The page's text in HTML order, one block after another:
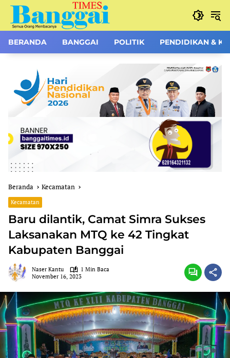
Langsung
konten
BERANDA BANGGAI POLITIK PENDIDIKAN &
Beranda Kecamatan
Kecamatan
Baru dilantik, Camat Simra Sukses
Laksanakan MTQ ke 42 Tingkat
Kabupaten Banggai
Naser Kantu
1 Min Baca
November 16, 2023